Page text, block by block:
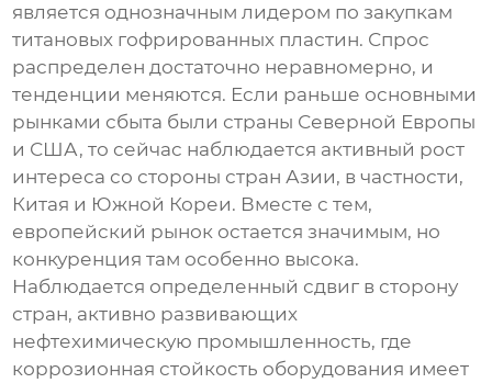
является однозначным лидером по закупкам
титановых гофрированных пластин. Спрос
распределен достаточно неравномерно, и
тенденции меняются. Если раньше основными
рынками сбыта были страны Северной Европы
и США, то сейчас наблюдается активный рост
интереса со стороны стран Азии, в частности,
Китая и Южной Кореи. Вместе с тем,
европейский рынок остается значимым, но
конкуренция там особенно высока.
Наблюдается определенный сдвиг в сторону
стран, активно развивающих
нефтехимическую промышленность, где
коррозионная стойкость оборудования имеет